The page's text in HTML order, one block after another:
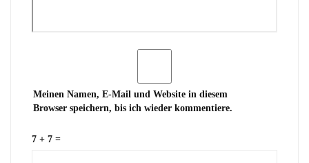
Meinen Namen, E-Mail und Website in diesem
Browser speichern, bis ich wieder kommentiere.
7 + 7 =